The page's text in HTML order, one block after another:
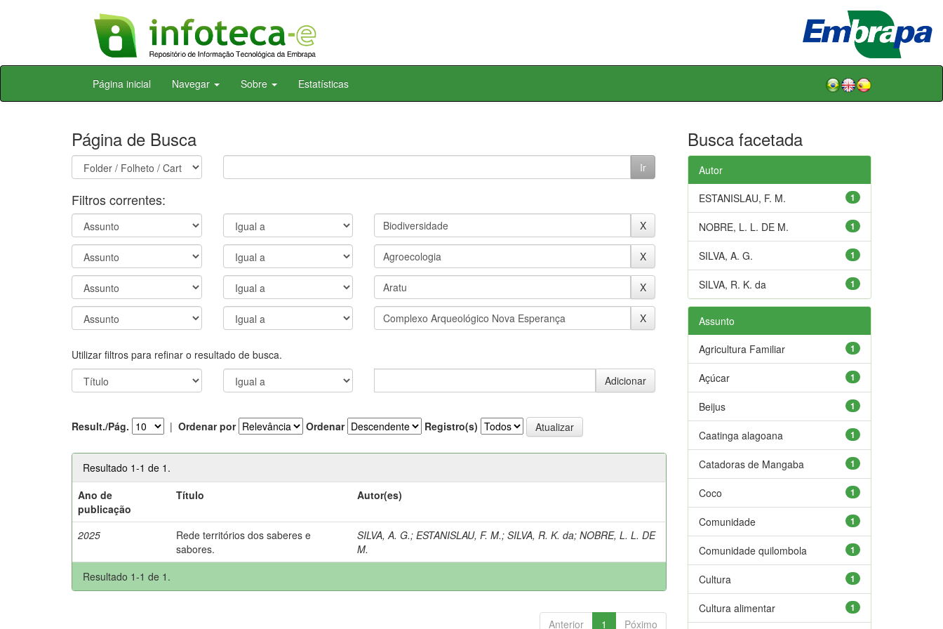
Skip
Página inicial Navegar Sobre Estatísticas
Página de Busca
Filtros correntes:
Utilizar filtros para refinar o resultado de busca.
Result./Pág. | Ordenar por Ordenar Registro(s)
Resultado 1-1 de 1.
Ano de
publicação
Título Autor(es)
2025
Rede territórios dos saberes e
sabores.
SILVA, A. G.;ESTANISLAU, F. M.;SILVA, R. K. da;NOBRE, L. L. DE
M.
Resultado 1-1 de 1.
Anterior 1 Póximo
Busca facetada
Autor
1
ESTANISLAU, F. M.
1
NOBRE, L. L. DE M.
1
SILVA, A. G.
1
SILVA, R. K. da
Assunto
1
Agricultura Familiar
1
Açúcar
1
Beijus
1
Caatinga alagoana
1
Catadoras de Mangaba
1
Coco
1
Comunidade
1
Comunidade quilombola
1
Cultura
1
Cultura alimentar